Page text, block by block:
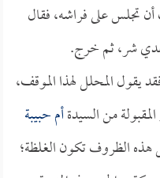
تجلس على فراشه، فقال
شر، ثم خرج.
يقول المحلل لهذا الموقف،
من السيدةأم حبيبة
هذه الظروف تكون الغلظة؛